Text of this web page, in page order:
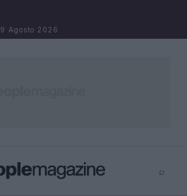
9 Agosto 2026
⌕